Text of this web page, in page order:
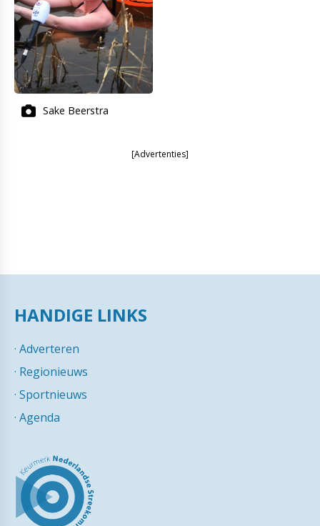
Sake Beerstra
[Advertenties]
HANDIGE LINKS
· Adverteren
· Regionieuws
· Sportnieuws
· Agenda